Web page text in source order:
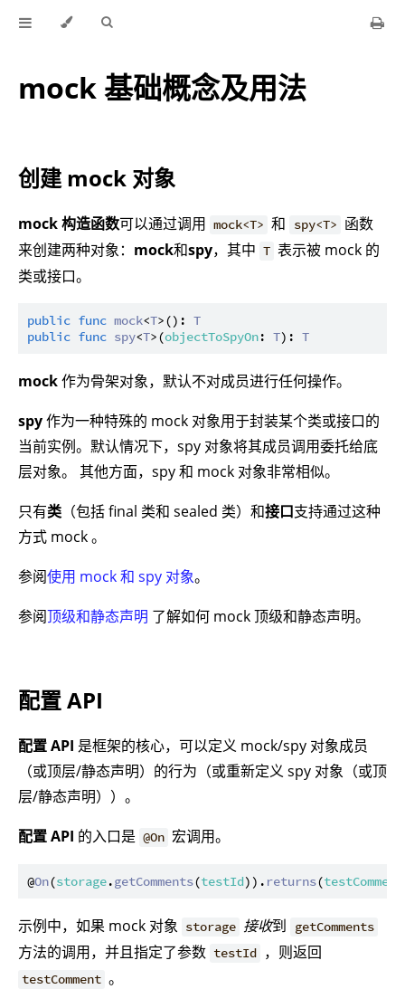
mock 基础概念及用法
创建 mock 对象
mock 构造函数可以通过调用 mock<T> 和 spy<T> 函数
来创建两种对象： mock和spy，其中 T 表示被 mock 的
类或接口。
public func mock<T>(): T
public func spy<T>(objectToSpyOn: T): T
mock作为骨架对象，默认不对成员进行任何操作。
spy作为一种特殊的 mock 对象用于封装某个类或接口的
当前实例。默认情况下，spy 对象将其成员调用委托给底
层对象。 其他方面，spy 和 mock 对象非常相似。
只有类 （包括 final 类和 sealed 类）和接口支持通过这种
方式 mock 。
参阅使用 mock 和 spy 对象。
参阅顶级和静态声明 了解如何 mock 顶级和静态声明。
配置 API
配置 API 是框架的核心，可以定义 mock/spy 对象成员
（或顶层/静态声明）的行为（或重新定义 spy 对象（或顶
层/静态声明））。
配置 API 的入口是 @On 宏调用。
@On(storage.getComments(testId)). returns(
示例中，如果 mock 对象 storage 接收到 getComments
方法的调用，并且指定了参数 testId ，则返回
testComment 。